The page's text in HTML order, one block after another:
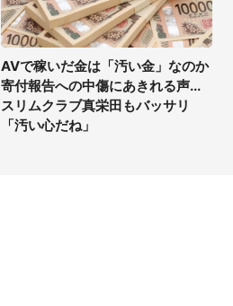
AVで稼いだ金は「汚い金」なのか
寄付報告への中傷にあきれる声...
スリムクラブ真栄田もバッサリ
「汚い心だね」